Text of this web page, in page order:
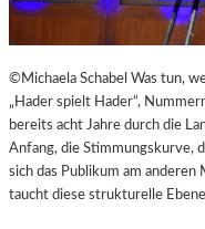
©Michaela Schabel Was tun,
„Hader spielt Hader“,
bereits acht Jahre durch die
Anfang, die Stimmungskurve,
sich das Publikum am
taucht diese strukturelle